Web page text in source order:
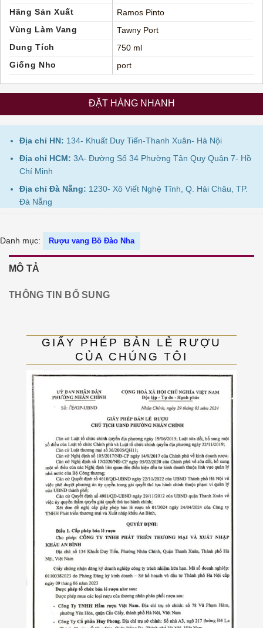
Hãng Sản Xuất
Ramos Pinto
Vùng Làm Vang
Tawny Port
Dung Tích
750 ml
Giống Nho
port
ĐẶT HÀNG NHANH
Địa chỉ HN: 134- Khuất Duy Tiến-Thanh Xuân- Hà Nội
Địa chỉ HCM: 3A- Đường Số 34 Phường Tân Quy Quận 7- Hồ
Chí Minh
Địa chỉ Đà Nẵng: 1230- Xô Viết Nghệ Tĩnh, Q. Hải Châu, TP.
Đà Nẵng
Danh mục: Rượu vang Bồ Đào Nha
MÔ TẢ
THÔNG TIN BỔ SUNG
GIẤY PHÉP BẢN LẺ RƯỢU
CỦA CHÚNG TÔI